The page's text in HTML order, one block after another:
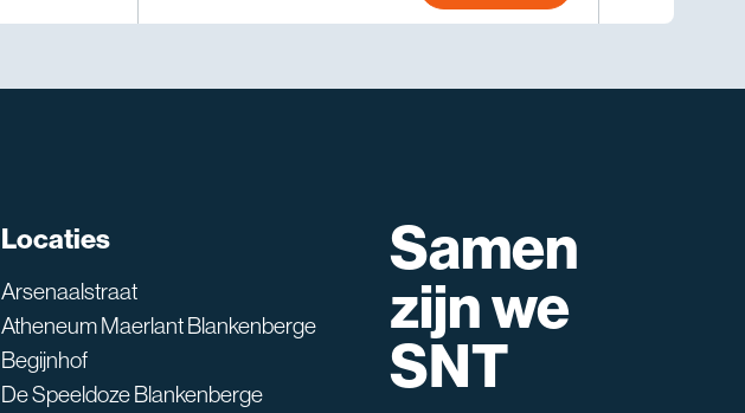
Locaties
Arsenaalstraat
Atheneum Maerlant Blankenberge
Begijnhof
De Speeldoze Blankenberge
Samen
zijn we
SNT
SNT assistent